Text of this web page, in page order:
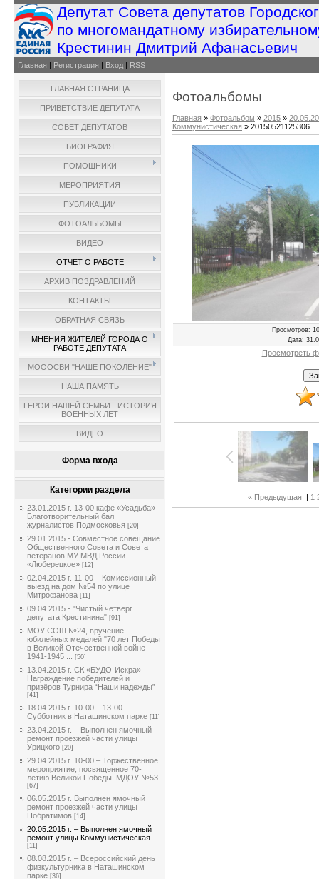
Депутат Совета депутатов
по многомандатному
Крестинин Дмитрий Афанасьевич
Главная | Регистрация | Вход | RSS
ГЛАВНАЯ СТРАНИЦА
ПРИВЕТСТВИЕ ДЕПУТАТА
СОВЕТ ДЕПУТАТОВ
БИОГРАФИЯ
ПОМОЩНИКИ
МЕРОПРИЯТИЯ
ПУБЛИКАЦИИ
ФОТОАЛЬБОМЫ
ВИДЕО
ОТЧЕТ О РАБОТЕ
АРХИВ ПОЗДРАВЛЕНИЙ
КОНТАКТЫ
ОБРАТНАЯ СВЯЗЬ
МНЕНИЯ ЖИТЕЛЕЙ ГОРОДА О
РАБОТЕ ДЕПУТАТА
МОООСВИ "НАШЕ ПОКОЛЕНИЕ"
НАША ПАМЯТЬ
ГЕРОИ НАШЕЙ СЕМЬИ - ИСТОРИЯ
ВОЕННЫХ ЛЕТ
ВИДЕО
Форма входа
Категории раздела
23.01.2015 г. 13-00 кафе «Усадьба» -
Благотворительный бал
журналистов Подмосковья [20]
29.01.2015 - Совместное совещание
Общественного Совета и Совета
ветеранов МУ МВД России
«Люберецкое» [12]
02.04.2015 г. 11-00 – Комиссионный
выезд на дом №54 по улице
Митрофанова [11]
09.04.2015 - "Чистый четверг
депутата Крестинина" [91]
МОУ СОШ №24, вручение
юбилейных медалей "70 лет Победы
в Великой Отечественной войне
1941-1945 ...
[50]
13.04.2015 г. СК «БУДО-Искра» -
Награждение победителей и
призёров Турнира “Наши надежды”
[41]
18.04.2015 г. 10-00 – 13-00 –
Субботник в Наташинском парке [11]
23.04.2015 г. – Выполнен ямочный
ремонт проезжей части улицы
Урицкого [20]
29.04.2015 г. 10-00 – Торжественное
мероприятие, посвященное 70-
летию Великой Победы. МДОУ №53
[67]
06.05.2015 г. Выполнен ямочный
ремонт проезжей части улицы
Побратимов [14]
20.05.2015 г. – Выполнен ямочный
ремонт улицы Коммунистическая
[11]
08.08.2015 г. – Всероссийский день
физкультурника в Наташинском
парке [36]
Фотоальбомы
Главная » Фотоальбом » 2015 »
Коммунистическая » 20150521125306
Просмотров:
Дата:
Просмотреть
« Предыдущая | 1